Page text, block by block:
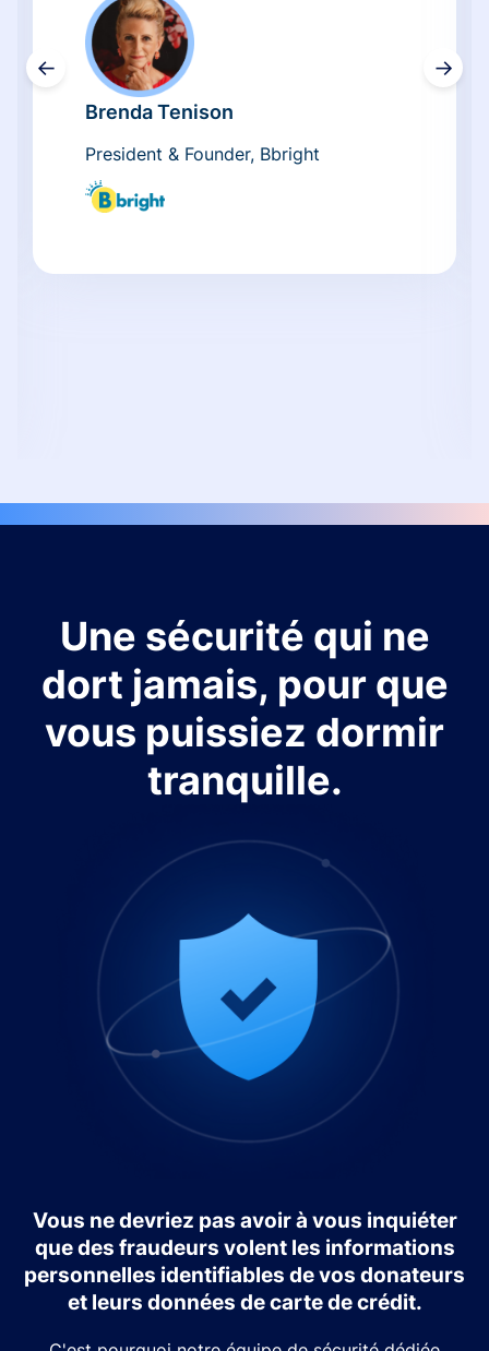
←
Brenda Tenison
President & Founder, Bbright
→
Une sécurité qui ne
dort jamais, pour que
vous puissiez dormir
tranquille.
Vous ne devriez pas avoir à vous inquiéter
que des fraudeurs volent les informations
personnelles identifiables de vos donateurs
et leurs données de carte de crédit.